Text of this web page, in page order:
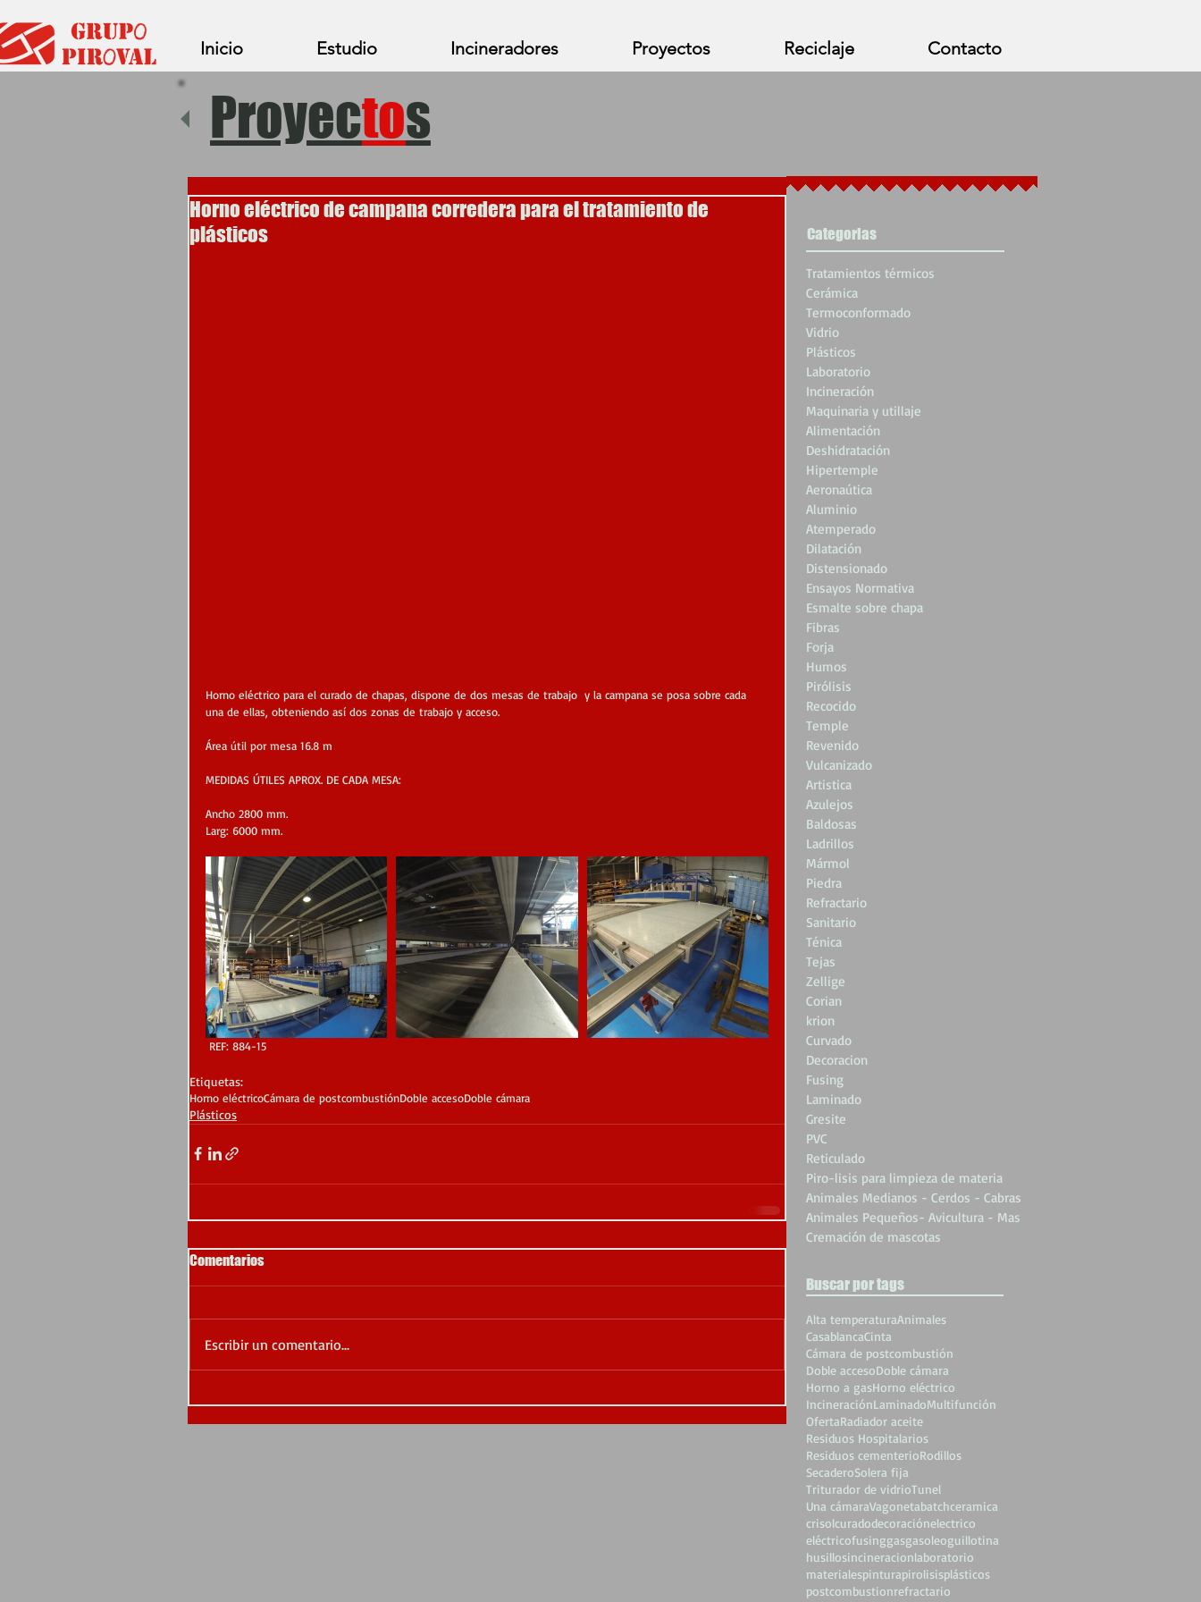
Inicio Estudio Incineradores Proyectos Reciclaje Contacto
Proyectos
Horno eléctrico de campana corredera para el tratamiento de
plásticos
Horno eléctrico para el curado de chapas, dispone de dos mesas de trabajo  y la campana se posa sobre cada
una de ellas, obteniendo así dos zonas de trabajo y acceso.
Área útil por mesa 16.8 m
MEDIDAS ÚTILES APROX. DE CADA MESA:
Ancho 2800 mm.
Larg: 6000 mm.
REF: 884-15
Etiquetas:
Horno eléctricoCámara de postcombustiónDoble accesoDoble cámara
Plásticos
Comentarios
Escribir un comentario...
Categorias
Tratamientos térmicos
Cerámica
Termoconformado
Vidrio
Plásticos
Laboratorio
Incineración
Maquinaria y utillaje
Alimentación
Deshidratación
Hipertemple
Aeronaútica
Aluminio
Atemperado
Dilatación
Distensionado
Ensayos Normativa
Esmalte sobre chapa
Fibras
Forja
Humos
Pirólisis
Recocido
Temple
Revenido
Vulcanizado
Artistica
Azulejos
Baldosas
Ladrillos
Mármol
Piedra
Refractario
Sanitario
Ténica
Tejas
Zellige
Corian
krion
Curvado
Decoracion
Fusing
Laminado
Gresite
PVC
Reticulado
Piro-lisis para limpieza de materia
Animales Medianos - Cerdos - Cabras
Animales Pequeños- Avicultura - Mas
Cremación de mascotas
Buscar por tags
Alta temperaturaAnimales
CasablancaCinta
Cámara de postcombustión
Doble accesoDoble cámara
Horno a gasHorno eléctrico
IncineraciónLaminadoMultifunción
OfertaRadiador aceite
Residuos Hospitalarios
Residuos cementerioRodillos
SecaderoSolera fija
Triturador de vidrioTunel
Una cámaraVagonetabatchceramica
crisolcuradodecoraciónelectrico
eléctricofusinggasgasoleoguillotina
husillosincineracionlaboratorio
materialespinturapirolisisplásticos
postcombustionrefractario